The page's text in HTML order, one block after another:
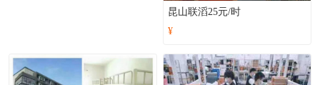
昆山联滔25元/时
¥